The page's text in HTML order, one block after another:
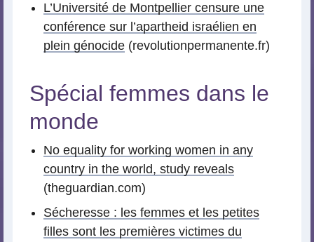
L’Université de Montpellier censure une
conférence sur l’apartheid israélien en
plein génocide (revolutionpermanente.fr)
Spécial femmes dans le
monde
No equality for working women in any
country in the world, study reveals
(theguardian.com)
Sécheresse : les femmes et les petites
filles sont les premières victimes du